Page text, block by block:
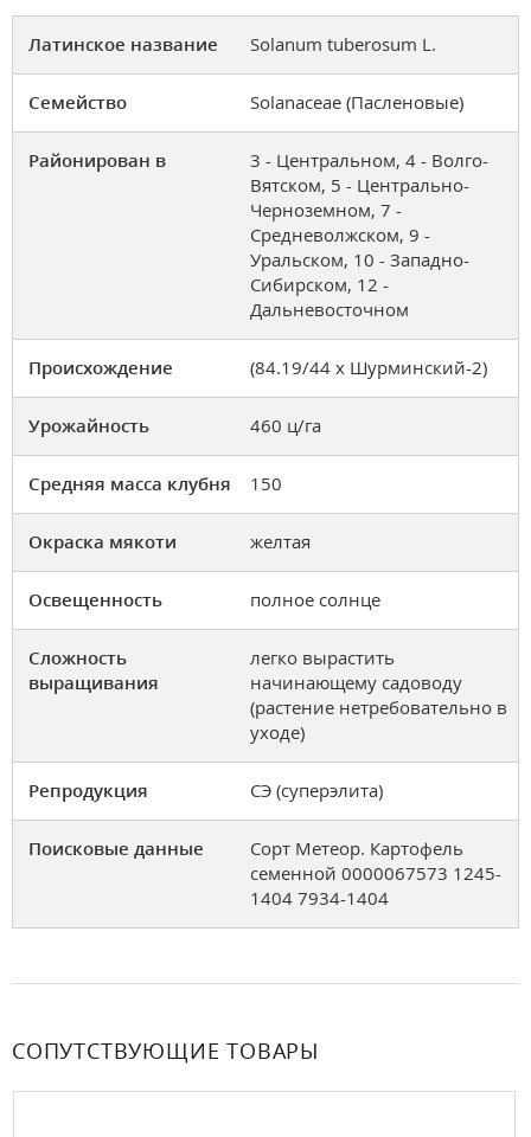
Латинское название Solanum tuberosum L.
Семейство Solanaceae (Пасленовые)
Районирован в
3 - Центральном, 4 - Волго-
Вятском, 5 - Центрально-
Черноземном, 7 -
Средневолжском, 9 -
Уральском, 10 - Западно-
Сибирском, 12 -
Дальневосточном
Происхождение (84.19/44 х Шурминский-2)
Урожайность 460 ц/га
Средняя масса клубня 150
Окраска мякоти желтая
Освещенность полное солнце
Сложность
выращивания
легко вырастить
начинающему садоводу
(растение нетребовательно в
уходе)
Репродукция СЭ (суперэлита)
Поисковые данные
Сорт Метеор. Картофель
семенной 0000067573 1245-
1404 7934-1404
СОПУТСТВУЮЩИЕ ТОВАРЫ